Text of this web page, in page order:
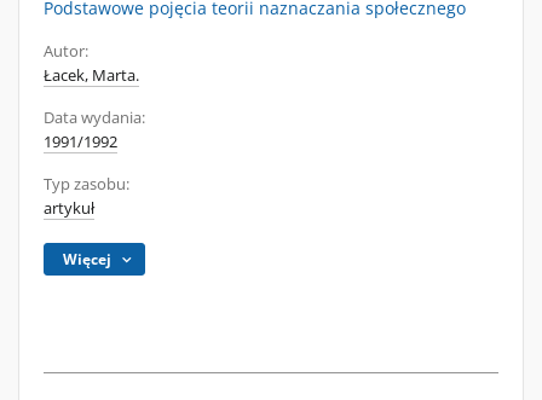
Podstawowe pojęcia teorii naznaczania społecznego
Autor:
Łacek, Marta.
Data wydania:
1991/1992
Typ zasobu:
artykuł
Więcej